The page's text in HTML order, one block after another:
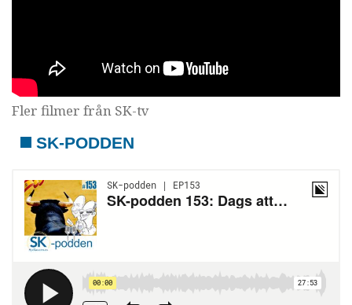
Fler filmer från SK-tv
SK-PODDEN